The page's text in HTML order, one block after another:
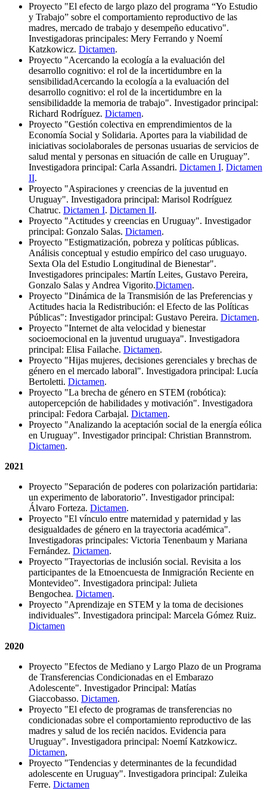
Proyecto "El efecto de largo plazo del programa “Yo Estudio
y Trabajo” sobre el comportamiento reproductivo de las
madres, mercado de trabajo y desempeño educativo".
Investigadoras principales: Mery Ferrando y Noemí
Katzkowicz. Dictamen.
Proyecto "Acercando la ecología a la evaluación del
desarrollo cognitivo: el rol de la incertidumbre en la
sensibilidadAcercando la ecología a la evaluación del
desarrollo cognitivo: el rol de la incertidumbre en la
sensibilidadde la memoria de trabajo". Investigador principal:
Richard Rodríguez. Dictamen.
Proyecto "Gestión colectiva en emprendimientos de la
Economía Social y Solidaria. Aportes para la viabilidad de
iniciativas sociolaborales de personas usuarias de servicios de
salud mental y personas en situación de calle en Uruguay”.
Investigadora principal: Carla Assandri. Dictamen I. Dictamen
II.
Proyecto "Aspiraciones y creencias de la juventud en
Uruguay". Investigadora principal: Marisol Rodríguez
Chatruc. Dictamen I. Dictamen II.
Proyecto "Actitudes y creencias en Uruguay". Investigador
principal: Gonzalo Salas. Dictamen.
Proyecto "Estigmatización, pobreza y políticas públicas.
Análisis conceptual y estudio empírico del caso uruguayo.
Sexta Ola del Estudio Longitudinal de Bienestar".
Investigadores principales: Martín Leites, Gustavo Pereira,
Gonzalo Salas y Andrea Vigorito.Dictamen.
Proyecto "Dinámica de la Transmisión de las Preferencias y
Actitudes hacia la Redistribución: el Efecto de las Políticas
Públicas": Investigador principal: Gustavo Pereira. Dictamen.
Proyecto "Internet de alta velocidad y bienestar
socioemocional en la juventud uruguaya". Investigadora
principal: Elisa Failache. Dictamen.
Proyecto "Hijas mujeres, decisiones gerenciales y brechas de
género en el mercado laboral". Investigadora principal: Lucía
Bertoletti. Dictamen.
Proyecto "La brecha de género en STEM (robótica):
autopercepción de habilidades y motivación". Investigadora
principal: Fedora Carbajal. Dictamen.
Proyecto "Analizando la aceptación social de la energía eólica
en Uruguay". Investigador principal: Christian Brannstrom.
Dictamen.
2021
Proyecto "Separación de poderes con polarización partidaria:
un experimento de laboratorio”. Investigador principal:
Álvaro Forteza. Dictamen.
Proyecto "El vínculo entre maternidad y paternidad y las
desigualdades de género en la trayectoria académica".
Investigadoras principales: Victoria Tenenbaum y Mariana
Fernández. Dictamen.
Proyecto "Trayectorias de inclusión social. Revisita a los
participantes de la Etnoencuesta de Inmigración Reciente en
Montevideo”. Investigadora principal: Julieta
Bengochea. Dictamen.
Proyecto "Aprendizaje en STEM y la toma de decisiones
individuales”. Investigadora principal: Marcela Gómez Ruiz.
Dictamen
2020
Proyecto "Efectos de Mediano y Largo Plazo de un Programa
de Transferencias Condicionadas en el Embarazo
Adolescente". Investigador Principal: Matías
Giaccobasso. Dictamen.
Proyecto "El efecto de programas de transferencias no
condicionadas sobre el comportamiento reproductivo de las
madres y salud de los recién nacidos. Evidencia para
Uruguay". Investigadora principal: Noemí Katzkowicz.
Dictamen,
Proyecto "Tendencias y determinantes de la fecundidad
adolescente en Uruguay". Investigadora principal: Zuleika
Ferre. Dictamen